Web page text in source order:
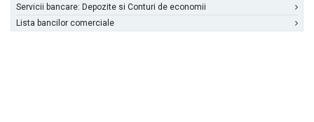
Servicii bancare: Depozite si Conturi de economii
Lista bancilor comerciale